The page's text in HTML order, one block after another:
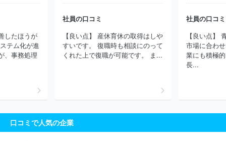
株式会社アーデント
株式会社長谷工
社
住友林業ホームサービス株式会社
株式会社シー・エフ・ネッ
ツ
株式会社レオパレス２１ 株式会社アサヒファシリティズ
株
式会社ハウスポート
株式会社ハウスメイトパートナーズ
三井住
イング株式会社
野村不動産ソリューションズ株式会社
株式会社毎日コムネット
株式会社エイト
帝国不動産株式会社
明和地所株式会社
したほうが
テム化が進
、事務処理
社員の口コミ
【良い点】 産休育休の取得はしや
すいです。 復職時も相談にのって
くれた上で復職が可能です。 ま...
社員の口コミ
【良い点】
市場に合わ
業にも積極
長...
口コミで人気の企業